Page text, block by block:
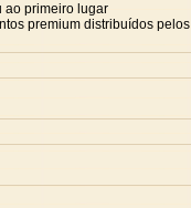
ao primeiro lugar
premium distribuídos pelos